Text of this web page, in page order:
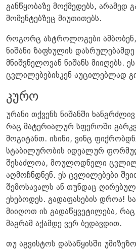
განწყობაზე მოქმედებს, არამედ
მომენტებზეც მიუთითებს.
როგორც ასტროლოგები
ნიშანი ზაფხულის დასრულებამდე
მნიშვნელოვან ნიშანს მიიღებს. ეს
ცვლილებებისკენ აუცილებლად
კურო
ურანი თქვენს ნიშანში
რაც მატერიალურ სფეროში
მოგიტანთ. ისინი, ვინც
სტაბილურობის იდეალურ
შესაძლოა, მოულოდნელი
აღმოჩნდნენ. ეს ცვლილებები
შემოსავალს ან თუნდაც
ეხებოდეს. გადაფასების დროა!
მიიღოთ ის გადაწყვეტილება,
მაგრამ აქამდე ვერ ბედავდით.
თუ აგვისტოს დასაწყისში